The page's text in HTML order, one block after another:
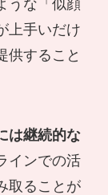
うな「似顔
上手いだけ
供すること
は継続的な
インでの活
取ることが